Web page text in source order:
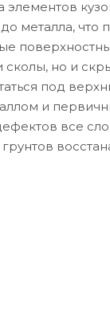
элементов
металла, что
сколы, но и
под
и
все